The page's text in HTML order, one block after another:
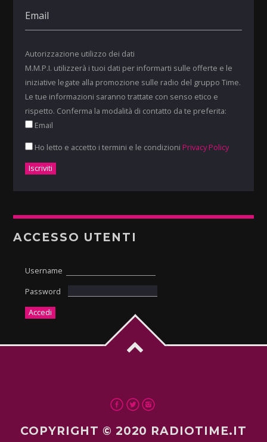
Autorizzazione utilizzo dei dati
M.M.P.I. utilizzerà i tuoi dati per informarti sulle offerte e le
iniziative legate alla promozione sulle radio del gruppo Time.
Le tue informazioni saranno trattate con senso etico e
rispetto. Conferma la modalità di contatto da te preferita:
Email
Ho letto e accetto i termini e le condizioni Privacy Policy
ACCESSO UTENTI
Username
Password
COPYRIGHT © 2020 RADIOTIME.IT